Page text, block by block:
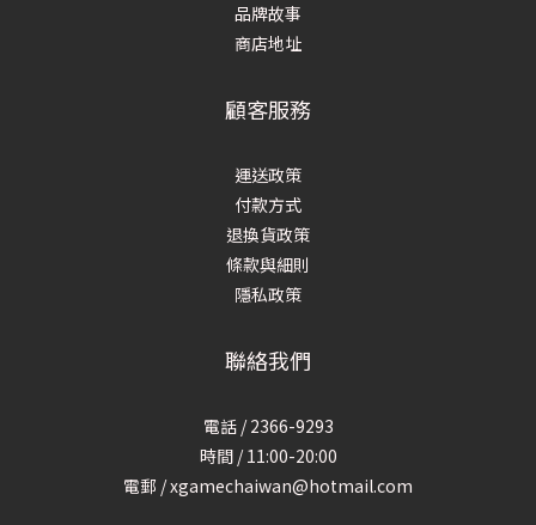
品牌故事
商店地址
顧客服務
運送政策
付款方式
退換貨政策
條款與細則
隱私政策
聯絡我們
電話 / 2366-9293
時間 / 11:00-20:00
電郵 / xgamechaiwan@hotmail.com